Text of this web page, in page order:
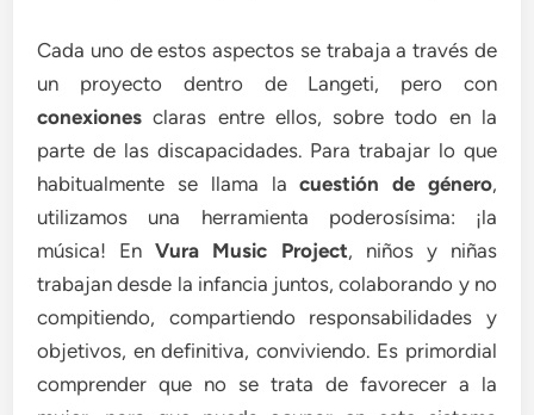
Cada uno de estos aspectos se trabaja a través de
un proyecto dentro de Langeti, pero con
conexiones claras entre ellos, sobre todo en la
parte de las discapacidades. Para trabajar lo que
habitualmente se llama lacuestión de género,
utilizamos una herramienta poderosísima: ¡la
música! EnVura Music Project, niños y niñas
trabajan desde la infancia juntos, colaborando y no
compitiendo, compartiendo responsabilidades y
objetivos, en definitiva, conviviendo. Es primordial
comprender que no se trata de favorecer a la